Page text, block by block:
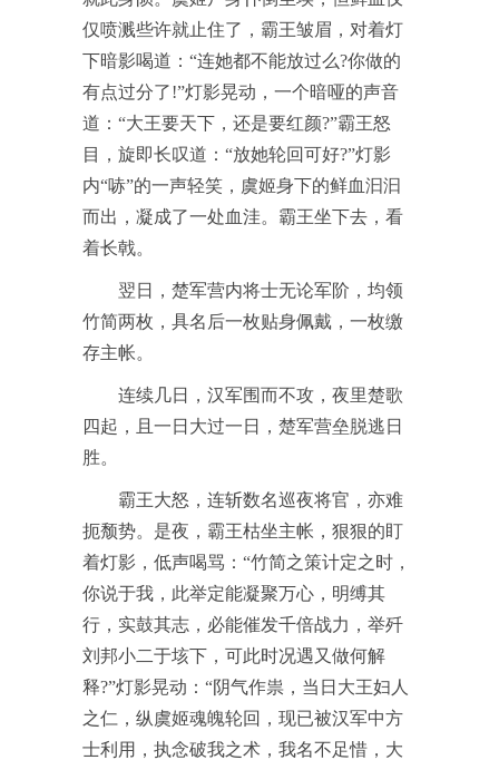
仅喷溅些许就止住了，霸王皱眉，对着灯
下暗影喝道：“连她都不能放过么?你做的
有点过分了!”灯影晃动，一个暗哑的声音
道：“大王要天下，还是要红颜?”霸王怒
目，旋即长叹道：“放她轮回可好?”灯影
内“哧”的一声轻笑，虞姬身下的鲜血汩汩
而出，凝成了一处血洼。霸王坐下去，看
着长戟。
翌日，楚军营内将士无论军阶，均领
竹简两枚，具名后一枚贴身佩戴，一枚缴
存主帐。
连续几日，汉军围而不攻，夜里楚歌
四起，且一日大过一日，楚军营垒脱逃日
胜。
霸王大怒，连斩数名巡夜将官，亦难
扼颓势。是夜，霸王枯坐主帐，狠狠的盯
着灯影，低声喝骂：“竹简之策计定之时，
你说于我，此举定能凝聚万心，明缚其
行，实鼓其志，必能催发千倍战力，举歼
刘邦小二于垓下，可此时况遇又做何解
释?”灯影晃动：“阴气作祟，当日大王妇人
之仁，纵虞姬魂魄轮回，现已被汉军中方
士利用，执念破我之术，我名不足惜，大